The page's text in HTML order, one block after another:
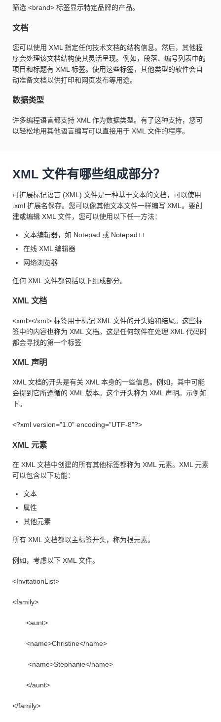
筛选 <brand> 标签显示特定品牌的产品。
文档
您可以使用 XML 指定任何技术文档的结构信息。然后，其他程
序会处理该文档结构使其灵活呈现。例如，段落、编号列表中的
项目和标题有 XML 标签。使用这些标签，其他类型的软件会自
动准备文档以供打印和网页发布等用途。
数据类型
许多编程语言都支持 XML 作为数据类型。有了这种支持，您可
以轻松地用其他语言编写可以直接用于 XML 文件的程序。
XML 文件有哪些组成部分？
可扩展标记语言 (XML) 文件是一种基于文本的文档，可以使用
.xml 扩展名保存。您可以像其他文本文件一样编写 XML。要创
建或编辑 XML 文件，您可以使用以下任一方法：
文本编辑器，如 Notepad 或 Notepad++
在线 XML 编辑器
网络浏览器
任何 XML 文件都包括以下组成部分。
XML 文档
<xml></xml> 标签用于标记 XML 文件的开头始和结尾。这些标
签中的内容也称为 XML 文档。这是任何软件在处理 XML 代码时
都会寻找的第一个标签
XML 声明
XML 文档的开头是有关 XML 本身的一些信息。例如，其中可能
会提到它所遵循的 XML 版本。这个开头称为 XML 声明。示例如
下。
<?xml version="1.0" encoding="UTF-8"?>
XML 元素
在 XML 文档中创建的所有其他标签都称为 XML 元素。XML 元素
可以包含以下功能：
文本
属性
其他元素
所有 XML 文档都以主标签开头，称为根元素。
例如，考虑以下 XML 文件。
<InvitationList>
<family>
<aunt>
<name>Christine</name>
<name>Stephanie</name>
</aunt>
</family>